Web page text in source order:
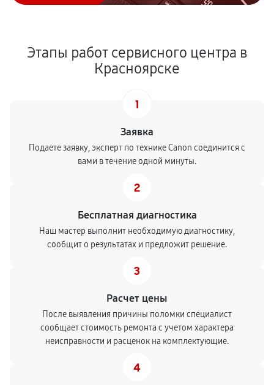
Этапы работ сервисного центра в
Красноярске
1
Заявка
Подаете заявку, эксперт по технике Canon соединится с
вами в течение одной минуты.
2
Бесплатная диагностика
Наш мастер выполнит необходимую диагностику,
сообщит о результатах и предложит решение.
3
Расчет цены
После выявления причины поломки специалист
сообщает стоимость ремонта с учетом характера
неисправности и расценок на комплектующие.
4